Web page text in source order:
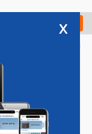
Check in
x